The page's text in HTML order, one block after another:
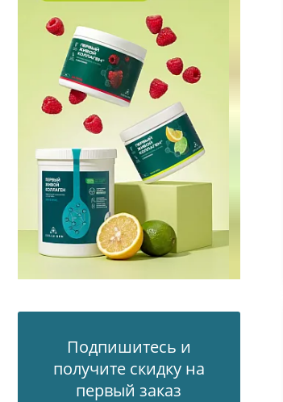
Подпишитесь и
получите скидку на
первый заказ